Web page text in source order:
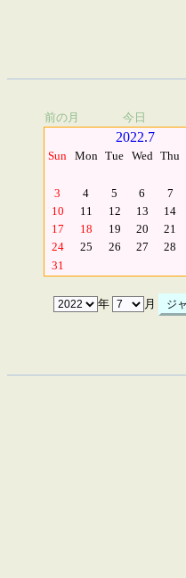
前の月 今日
2022.7
Sun Mon Tue Wed Thu
3
4 5 6 7
10
11 12 13 14
17
18 19 20 21
24
25 26 27 28
31
年 月